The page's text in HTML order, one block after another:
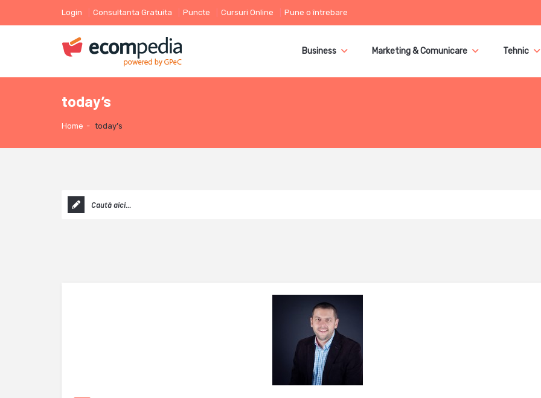
Login Consultanta Gratuita Puncte Cursuri Online Pune o întrebare
Business Marketing & Comunicare Tehnic
today’s
Home - today’s